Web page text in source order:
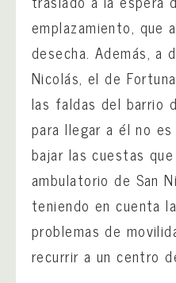
emplazamiento, que
desecha. Además, a
Nicolás, el de
las faldas del barrio
para llegar a él no
bajar las cuestas
ambulatorio de San
teniendo en cuenta
problemas de
recurrir a un centro